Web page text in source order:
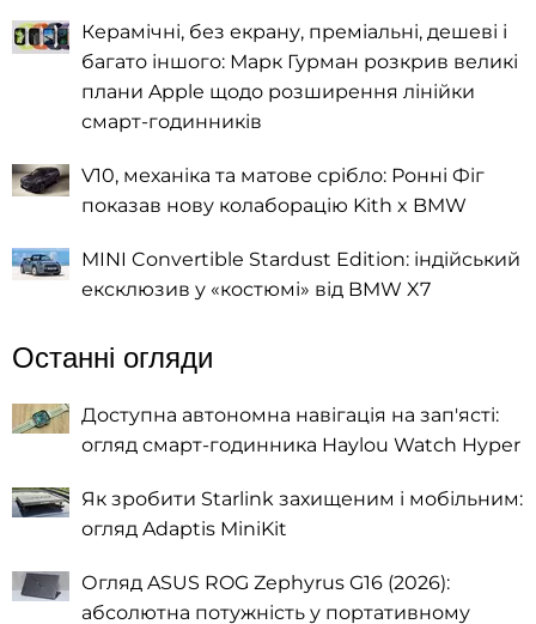
Керамічні, без екрану, преміальні, дешеві і
багато іншого: Марк Гурман розкрив великі
плани Apple щодо розширення лінійки
смарт-годинників
V10, механіка та матове срібло: Ронні Фіг
показав нову колаборацію Kith x BMW
MINI Convertible Stardust Edition: індійський
ексклюзив у «костюмі» від BMW X7
Останні огляди
Доступна автономна навігація на зап'ясті:
огляд смарт-годинника Haylou Watch Hyper
Як зробити Starlink захищеним і мобільним:
огляд Adaptis MiniKit
Огляд ASUS ROG Zephyrus G16 (2026):
абсолютна потужність у портативному